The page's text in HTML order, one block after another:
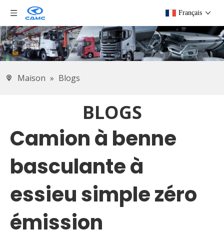
Français
Maison » Blogs
BLOGS
Camion à benne
basculante à
essieu simple zéro
émission